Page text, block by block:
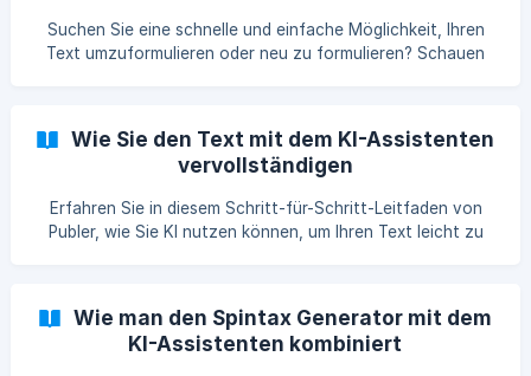
Suchen Sie eine schnelle und einfache Möglichkeit, Ihren
Text umzuformulieren oder neu zu formulieren? Schauen
besten Ergebnisse zu erzielen. Verbessern Sie Ihr Schreiben
und sparen Sie Zeit mit Publers KI-gestütztem
Wie Sie den Text mit dem KI-Assistenten
vervollständigen
Erfahren Sie in diesem Schritt-für-Schritt-Leitfaden von
Publer, wie Sie KI nutzen können, um Ihren Text leicht zu
der KI-Assistent Funktion von Publer können Sie Ihre
Schreibfertigkeiten verbessern und Ihre Inhaltskreation auf
Wie man den Spintax Generator mit dem
KI-Assistenten kombiniert